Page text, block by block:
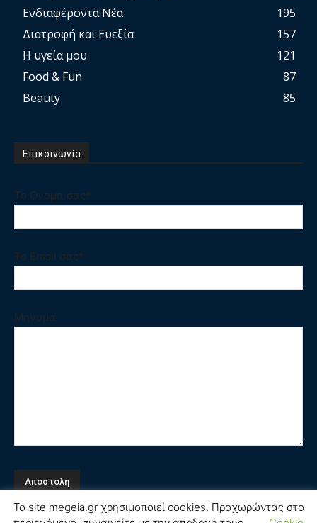
Ενδιαφέροντα Νέα
195
Διατροφή και Ευεξία
157
Η υγεία μου
121
Food & Fun
87
Beauty
85
Επικοινωνία
Το Ονομα σας*
Το Email σας*
Μηνυμα
Το site megeia.gr χρησιμοποιεί cookies. Προχωρώντας στο